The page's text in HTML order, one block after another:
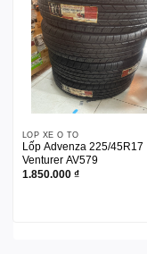
LỐP XE Ô TÔ
Lốp Advenza 225/45R17
Venturer AV579
1.850.000 ₫